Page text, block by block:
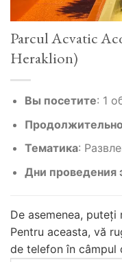
Parcul Acvatic
Heraklion)
Вы посетите: 1
Тематика:
Дни проведения
De asemenea,
Pentru aceasta, vă
de telefon în câmpul